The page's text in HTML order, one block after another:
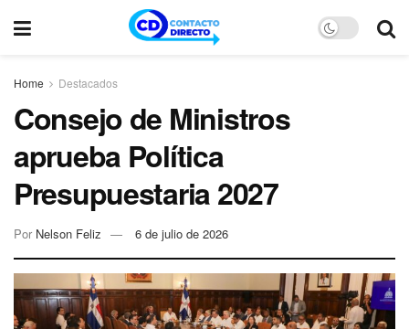
Home Destacados
Consejo de Ministros
aprueba Política
Presupuestaria 2027
Por Nelson Feliz 6 de julio de 2026